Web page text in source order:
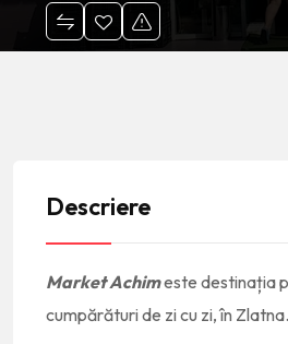
Descriere
Market Achimeste destinația
cumpărături de zi cu zi, în Zlatna.